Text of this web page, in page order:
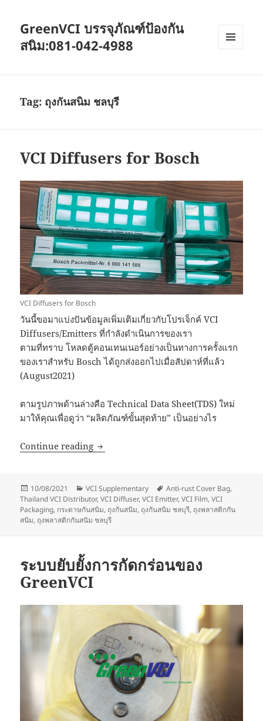
GreenVCI บรรจุภัณฑ์ป้องกัน
สนิม:081-042-4988
Tag: ถุงกันสนิม ชลบุรี
VCI Diffusers for Bosch
VCI Diffusers for Bosch
วันนี้ขอมาแบ่งปันข้อมูลเพิ่มเติมเกี่ยวกับโปรเจ็กค์ VCI
Diffusers/Emitters ที่กำลังดำเนินการของเรา
ตามที่ทราบ โหลดตู้คอนเทนเนอร์อย่างเป็นทางการครั้งแรก
ของเราสำหรับ Bosch ได้ถูกส่งออกไปเมื่อสัปดาห์ที่แล้ว
(August2021)
ตามรูปภาพด้านล่างคือ Technical Data Sheet(TDS) ใหม่
มาให้คุณเพื่อดูว่า “ผลิตภัณฑ์ขั้นสุดท้าย” เป็นอย่างไร
Continue reading VCI Diffusers for Bosch
Posted
on
10/08/2021 Categories
VCI Supplementary Tags
Anti-rust Cover Bag,
Thailand VCI Distributor,VCI Diffuser,VCI Emitter,VCI Film,VCI
Packaging, กระดาษกันสนิม, ถุงกันสนิม, ถุงกันสนิม ชลบุรี, ถุงพลาสติกกัน
สนิม, ถุงพลาสติกกันสนิม ชลบุรี
ระบบยับยั้งการกัดกร่อนของ
GreenVCI